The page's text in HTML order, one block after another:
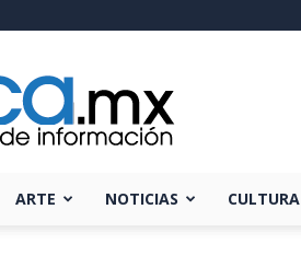
ARTE NOTICIAS CULTURA